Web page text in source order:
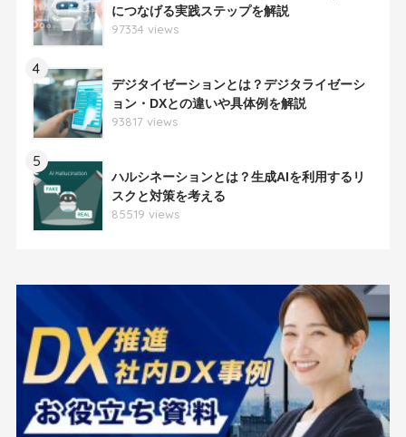
につなげる実践ステップを解説
97334 views
4
デジタイゼーションとは？デジタライゼーシ
ョン・DXとの違いや具体例を解説
93817 views
5
ハルシネーションとは？生成AIを利用するリ
スクと対策を考える
85519 views